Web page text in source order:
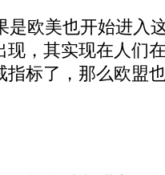
欧美也开始进入
，其实现在人们
指标了，那么欧盟